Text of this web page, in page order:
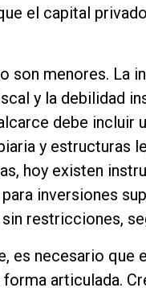
el capital
son menores. La
y la debilidad
debe
y estructuras
hoy existen
inversiones
restricciones,
es necesario
articulada.